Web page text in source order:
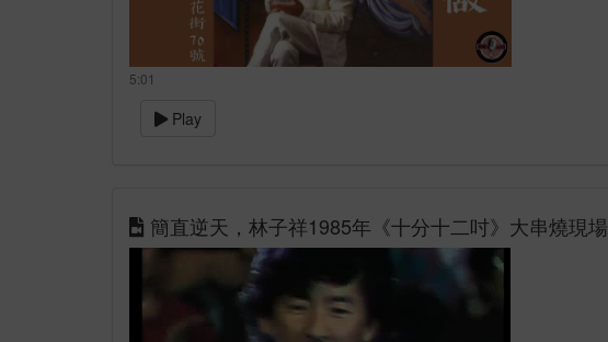
5:01
Play
簡直逆天，林子祥1985年《十分十二吋》大串燒現場